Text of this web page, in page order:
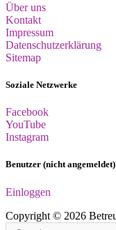
Über uns
Kontakt
Impressum
Datenschutzerklärung
Sitemap
Soziale Netzwerke
Facebook
YouTube
Instagram
Benutzer (nicht angemeldet)
Einloggen
Copyright © 2026